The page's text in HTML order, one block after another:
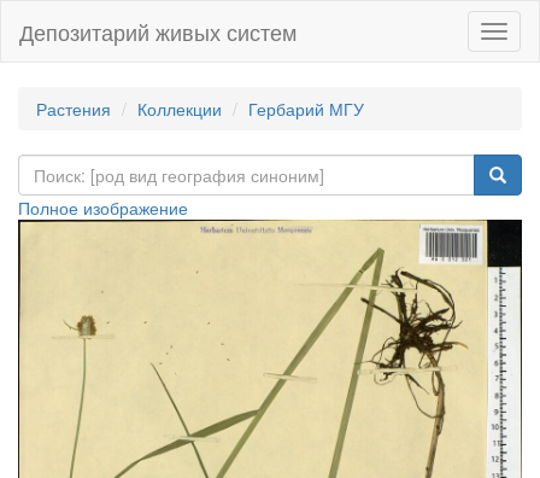
Депозитарий живых систем
Растения Коллекции Гербарий МГУ
Полное изображение